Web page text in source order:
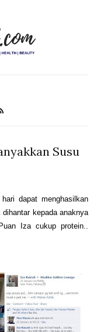
Susu
dapat menghasilkan
kepada anaknya
Iza cukup protein..